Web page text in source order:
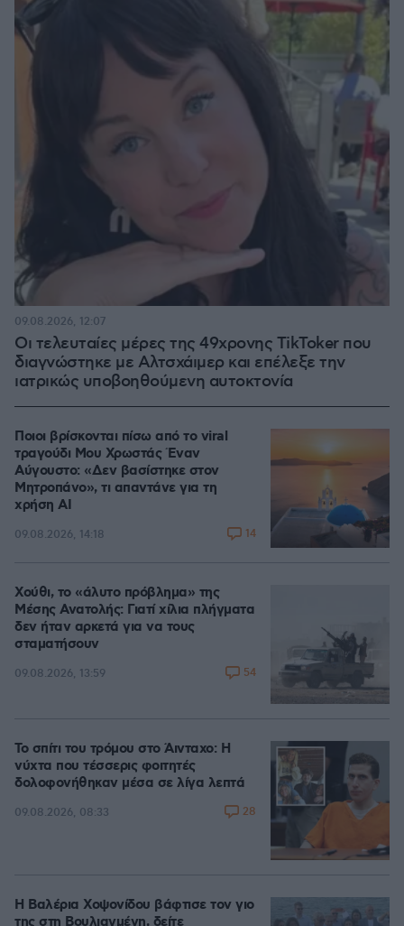
Οι τελευταίες μέρες της 49χρονης TikToker που
διαγνώστηκε με Αλτσχάιμερ και επέλεξε την
ιατρικώς υποβοηθούμενη αυτοκτονία
09.08.2026, 12:07
Ποιοι βρίσκονται πίσω από το viral
τραγούδι Μου Χρωστάς Έναν
Αύγουστο: «Δεν βασίστηκε στον
Μητροπάνο», τι απαντάνε για τη
χρήση AI
09.08.2026, 14:18 14
Χούθι, το «άλυτο πρόβλημα» της
Μέσης Ανατολής: Γιατί χίλια πλήγματα
δεν ήταν αρκετά για να τους
σταματήσουν
09.08.2026, 13:59 54
Το σπίτι του τρόμου στο Άινταχο: Η
νύχτα που τέσσερις φοιτητές
δολοφονήθηκαν μέσα σε λίγα λεπτά
09.08.2026, 08:33 28
Η Βαλέρια Χοψονίδου βάφτισε τον γιο
της στη Βουλιαγμένη, δείτε